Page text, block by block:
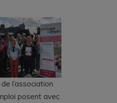
l’association
posent avec